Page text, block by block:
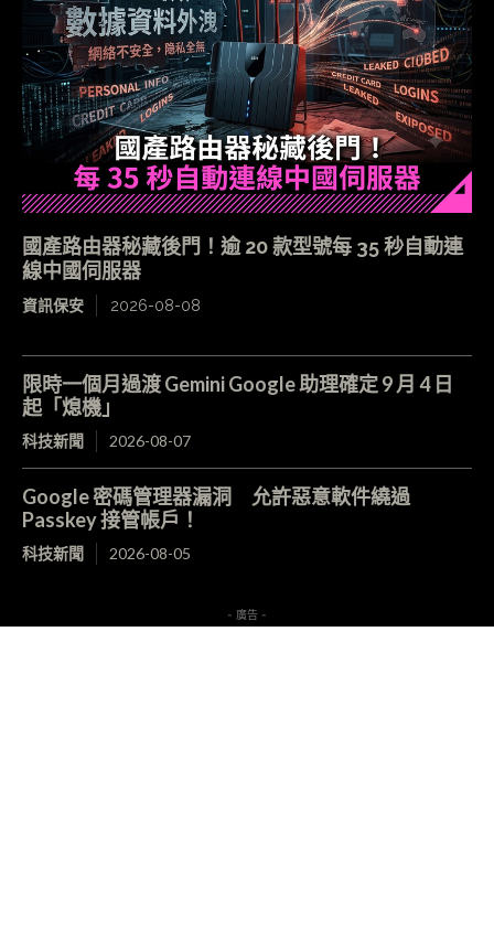
國產路由器秘藏後門！逾 20 款型號每 35 秒自動連
線中國伺服器
資訊保安 2026-08-08
限時一個月過渡 Gemini Google 助理確定 9 月 4 日
起「熄機」
科技新聞 2026-08-07
Google 密碼管理器漏洞 允許惡意軟件繞過
Passkey 接管帳戶！
科技新聞 2026-08-05
- 廣告 -